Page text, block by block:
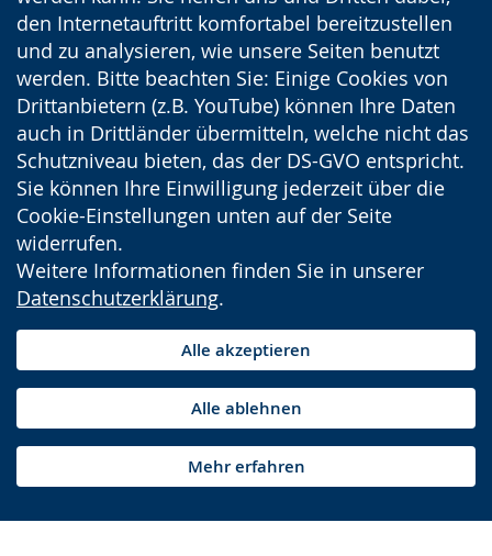
den Internetauftritt komfortabel bereitzustellen
und zu analysieren, wie unsere Seiten benutzt
werden. Bitte beachten Sie: Einige Cookies von
Drittanbietern (z.B. YouTube) können Ihre Daten
auch in Drittländer übermitteln, welche nicht das
Schutzniveau bieten, das der DS-GVO entspricht.
Sie können Ihre Einwilligung jederzeit über die
Cookie-Einstellungen unten auf der Seite
widerrufen.
Weitere Informationen finden Sie in unserer
Datenschutzerklärung.
Alle akzeptieren
Alle ablehnen
Mehr erfahren